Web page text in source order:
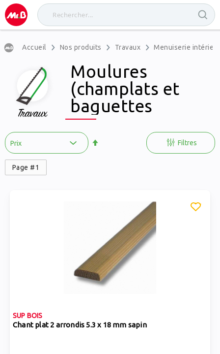
Accueil Nos produits Travaux Menuiserie
Moulures
(champlats et
baguettes
d'angle)
Filtres
Page #1
SUP BOIS
Chant plat 2 arrondis 5.3 x 18 mm sapin